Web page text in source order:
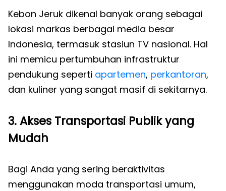
Kebon Jeruk dikenal banyak orang sebagai
lokasi markas berbagai media besar
Indonesia, termasuk stasiun TV nasional. Hal
ini memicu pertumbuhan infrastruktur
pendukung seperti apartemen, perkantoran,
dan kuliner yang sangat masif di sekitarnya.
3. Akses Transportasi Publik yang
Mudah
Bagi Anda yang sering beraktivitas
menggunakan moda transportasi umum,